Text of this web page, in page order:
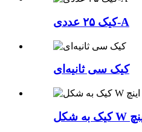
کیک ۲۵ عددی-A
کیک سی ثانیه‌ای